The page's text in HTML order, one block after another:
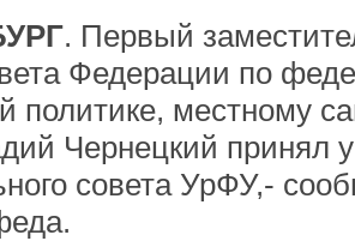
. Первый
Федерации по
политике, местному
Чернецкий принял
совета УрФУ,-